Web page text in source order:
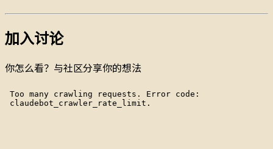
加入讨论
你怎么看？与社区分享你的想法